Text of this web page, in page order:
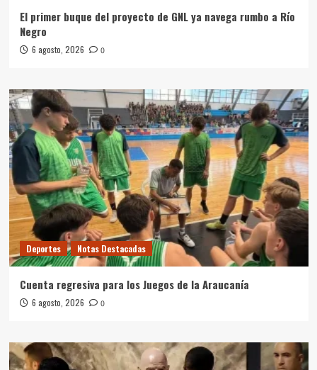
El primer buque del proyecto de GNL ya navega rumbo a Río
Negro
6 agosto, 2026 0
Deportes Notas Destacadas
Cuenta regresiva para los Juegos de la Araucanía
6 agosto, 2026 0